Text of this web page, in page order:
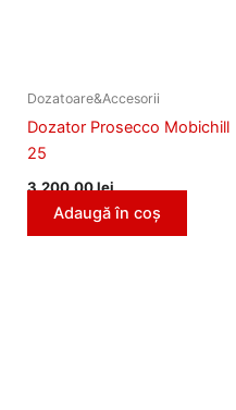
Dozatoare&Accesorii
Dozator Prosecco Mobichill
25
3.200,00lei
Adaugă în coș